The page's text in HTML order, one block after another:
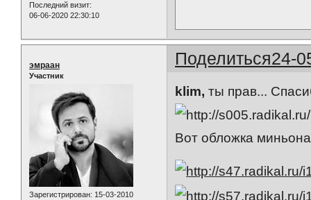
Последний визит:
06-06-2020 22:30:10
Поделиться24-
эмраан
Участник
Зарегистрирован: 15-03-2010
klim, ты прав...
Вот обложка